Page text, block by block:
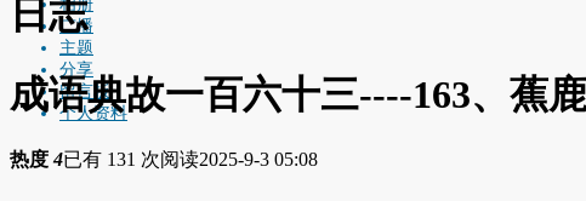
相册
广播
主题
分享
留言板
个人资料
日志
成语典故一百六十三----163、蕉
热度4已有 131 次阅读2025-9-3 05:08